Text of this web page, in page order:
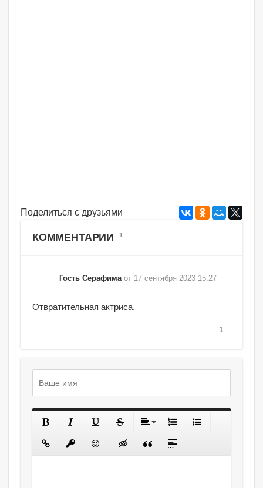
Поделиться с друзьями
КОММЕНТАРИИ 1
Гость Серафима от 17 сентября 2023 15:27
1
Отвратительная актриса.